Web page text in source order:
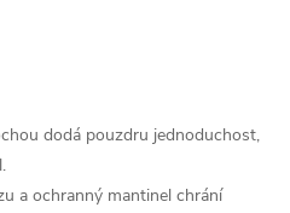
dodá pouzdru jednoduchost,
a ochranný mantinel chrání